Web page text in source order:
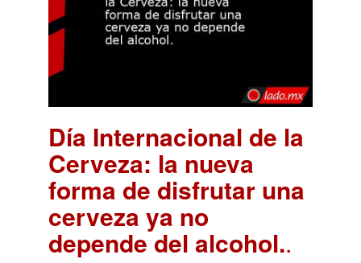
Día Internacional de la
Cerveza: la nueva
forma de disfrutar una
cerveza ya no
depende del alcohol..